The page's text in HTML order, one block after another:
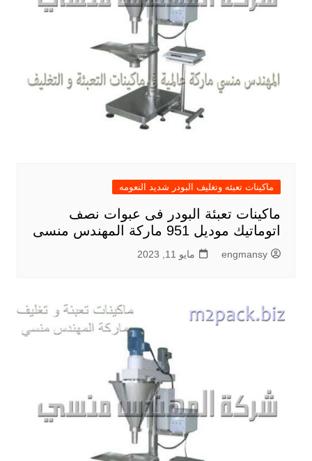
ماكينات تعبئه وتغليف البودر شديد النعومه
ماكينات تعبئة البودر فى عبوات نصف
اتوماتيك موديل 951 ماركة المهندس منسى
engmansy مايو 11, 2023